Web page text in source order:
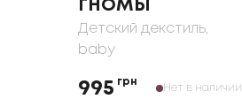
ГНОМЫ
Детский декстиль,
baby
995 грн
Нет в наличии